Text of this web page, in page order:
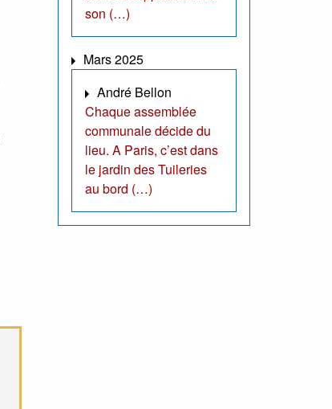
son (…)
Mars 2025
André Bellon
Chaque assemblée
communale décide du
lieu. A Paris, c’est dans
le jardin des Tuileries
au bord (…)